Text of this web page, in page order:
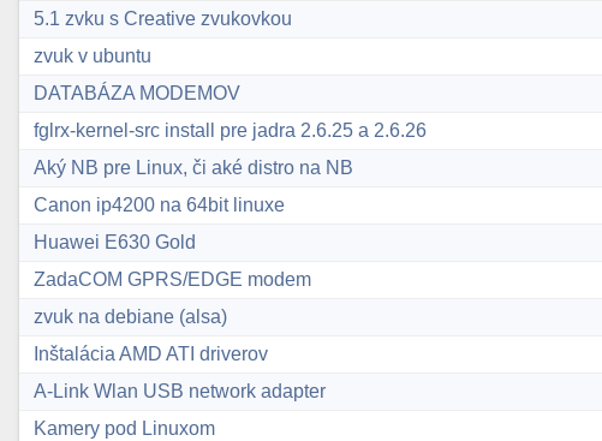
5.1 zvku s Creative zvukovkou
zvuk v ubuntu
DATABÁZA MODEMOV
fglrx-kernel-src install pre jadra 2.6.25 a 2.6.26
Aký NB pre Linux, či aké distro na NB
Canon ip4200 na 64bit linuxe
Huawei E630 Gold
ZadaCOM GPRS/EDGE modem
zvuk na debiane (alsa)
Inštalácia AMD ATI driverov
A-Link Wlan USB network adapter
Kamery pod Linuxom